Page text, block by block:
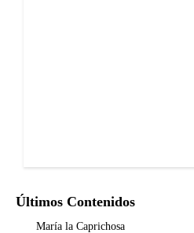
Últimos Contenidos
María la Caprichosa